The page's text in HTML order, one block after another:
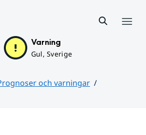
Varning
Gul, Sverige
och varningar